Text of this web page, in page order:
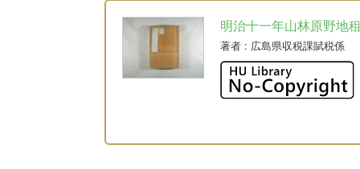
明治十一年山林原野地
著者 : 広島県収税課賦税係